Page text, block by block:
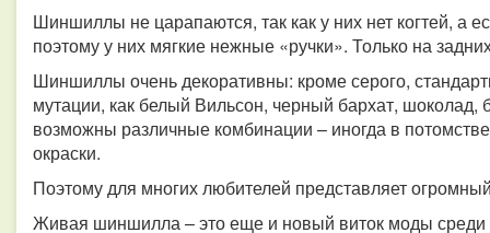
Шиншиллы не царапаются, так как у них нет когтей, а
поэтому у них мягкие нежные «ручки». Только на
Шиншиллы очень декоративны: кроме серого,
мутации, как белый Вильсон, черный бархат,
возможны различные комбинации – иногда в
окраски.
Поэтому для многих любителей представляет
Живая шиншилла – это еще и новый виток моды